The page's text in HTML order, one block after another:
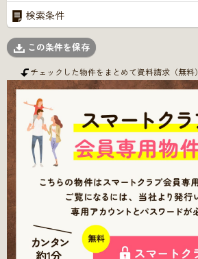
検索条件
この条件を保存
チェックした物件をまとめて資料請求（無料）